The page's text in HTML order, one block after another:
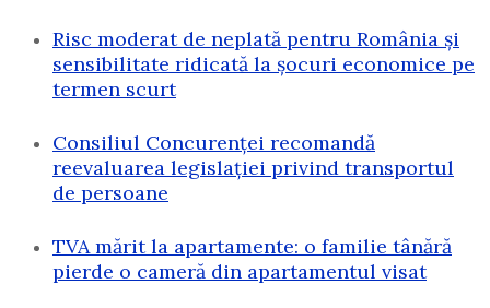
Risc moderat de neplată pentru România și
sensibilitate ridicată la șocuri economice pe
termen scurt
Consiliul Concurenței recomandă
reevaluarea legislației privind transportul
de persoane
TVA mărit la apartamente: o familie tânără
pierde o cameră din apartamentul visat